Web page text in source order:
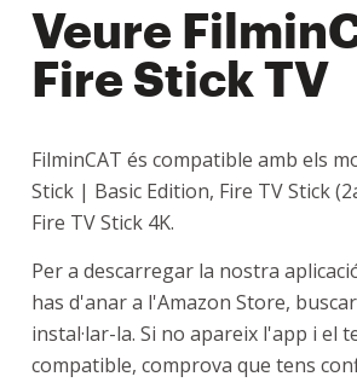
Veure
Fire Stick TV
FilminCAT és compatible amb els
Stick | Basic Edition, Fire TV Stick
Fire TV Stick 4K.
Per a descarregar la nostra
has d'anar a l'Amazon Store,
instal·lar-la. Si no apareix l'app i el
compatible, comprova que tens